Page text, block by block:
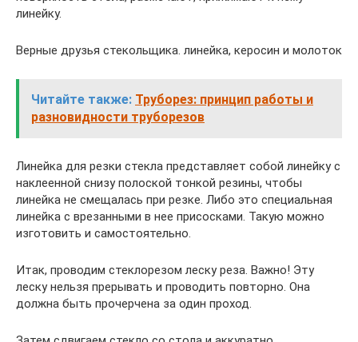
линейку.
Верные друзья стекольщика. линейка, керосин и молоток
Читайте также: Труборез: принцип работы и
разновидности труборезов
Линейка для резки стекла представляет собой линейку с
наклеенной снизу полоской тонкой резины, чтобы
линейка не смещалась при резке. Либо это специальная
линейка с врезанными в нее присосками. Такую можно
изготовить и самостоятельно.
Итак, проводим стеклорезом леску реза. Важно! Эту
леску нельзя прерывать и проводить повторно. Она
должна быть прочерчена за один проход.